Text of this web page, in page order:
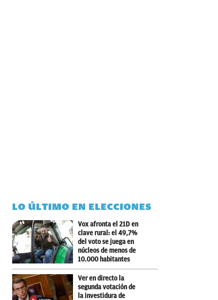
LO ÚLTIMO EN ELECCIONES
Vox afronta el 21D en
clave rural: el 49,7%
del voto se juega en
núcleos de menos de
10.000 habitantes
Ver en directo la
segunda votación de
la investidura de